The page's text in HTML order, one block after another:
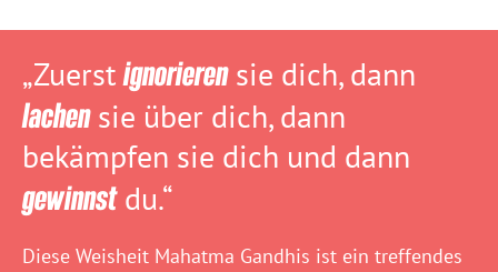
„Zuerstignorierensie dich, dann
lachensie über dich, dann
bekämpfen sie dich und dann
gewinnstdu.“
Diese Weisheit Mahatma Gandhis ist ein treffendes